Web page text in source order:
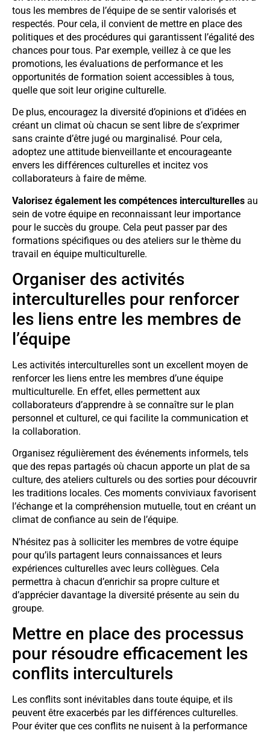
tous les membres de l’équipe de se sentir valorisés et
respectés. Pour cela, il convient de mettre en place des
politiques et des procédures qui garantissent l’égalité des
chances pour tous. Par exemple, veillez à ce que les
promotions, les évaluations de performance et les
opportunités de formation soient accessibles à tous,
quelle que soit leur origine culturelle.
De plus, encouragez la diversité d’opinions et d’idées en
créant un climat où chacun se sent libre de s’exprimer
sans crainte d’être jugé ou marginalisé. Pour cela,
adoptez une attitude bienveillante et encourageante
envers les différences culturelles et incitez vos
collaborateurs à faire de même.
Valorisez également les compétences interculturelles au
sein de votre équipe en reconnaissant leur importance
pour le succès du groupe. Cela peut passer par des
formations spécifiques ou des ateliers sur le thème du
travail en équipe multiculturelle.
Organiser des activités
interculturelles pour renforcer
les liens entre les membres de
l’équipe
Les activités interculturelles sont un excellent moyen de
renforcer les liens entre les membres d’une équipe
multiculturelle. En effet, elles permettent aux
collaborateurs d’apprendre à se connaître sur le plan
personnel et culturel, ce qui facilite la communication et
la collaboration.
Organisez régulièrement des événements informels, tels
que des repas partagés où chacun apporte un plat de sa
culture, des ateliers culturels ou des sorties pour découvrir
les traditions locales. Ces moments conviviaux favorisent
l’échange et la compréhension mutuelle, tout en créant un
climat de confiance au sein de l’équipe.
N’hésitez pas à solliciter les membres de votre équipe
pour qu’ils partagent leurs connaissances et leurs
expériences culturelles avec leurs collègues. Cela
permettra à chacun d’enrichir sa propre culture et
d’apprécier davantage la diversité présente au sein du
groupe.
Mettre en place des processus
pour résoudre efficacement les
conflits interculturels
Les conflits sont inévitables dans toute équipe, et ils
peuvent être exacerbés par les différences culturelles.
Pour éviter que ces conflits ne nuisent à la performance